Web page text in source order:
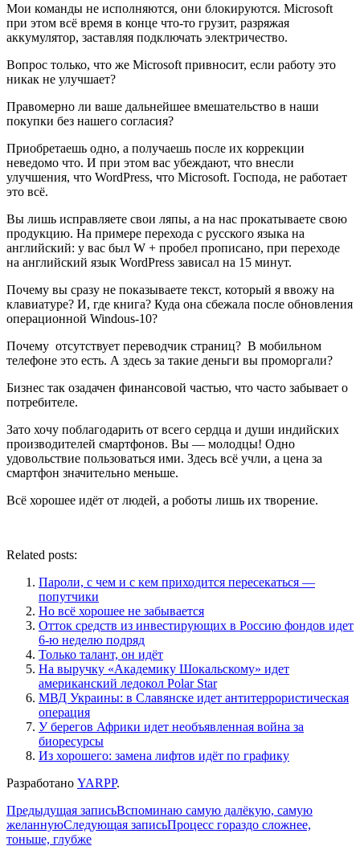
Мои команды не исполняются, они блокируются. Microsoft
при этом всё время в конце что-то грузит, разряжая
аккумулятор, заставляя подключать электричество.
Вопрос только, что же Microsoft привносит, если работу это
никак не улучшает?
Правомерно ли ваше дальнейшее вмешательство в наши
покупки без нашего согласия?
Приобретаешь одно, а получаешь после их коррекции
неведомо что. И при этом вас убеждают, что внесли
улучшения, что WordPress, что Microsoft. Господа, не работает
это всё.
Вы лишь исправляете свои ляпы, а на нас прокатываете свою
продукцию. На примере перехода с русского языка на
английский: у вас был W + пробел прописано, при переходе
на английский язык WordPress зависал на 15 минут.
Почему вы сразу не показываете текст, который я ввожу на
клавиатуре? И, где книга? Куда она сбежала после обновления
операционной Windous-10?
Почему отсутствует переводчик страниц? В мобильном
телефоне это есть. А здесь за такие деньги вы проморгали?
Бизнес так озадачен финансовой частью, что часто забывает о
потребителе.
Зато хочу поблагодарить от всего сердца и души индийских
производителей смартфонов. Вы — молодцы! Одно
удовольствие пользоваться ими. Здесь всё учли, а цена за
смартфон значительно меньше.
Всё хорошее идёт от людей, а роботы лишь их творение.
Related posts:
Пароли, с чем и с кем приходится пересекаться —
попутчики
Но всё хорошее не забывается
Отток средств из инвестирующих в Россию фондов идет
6-ю неделю подряд
Только талант, он идёт
На выручку «Академику Шокальскому» идет
американский ледокол Polar Star
МВД Украины: в Славянске идет антитеррористическая
операция
У берегов Африки идет необъявленная война за
биоресурсы
Из хорошего: замена лифтов идёт по графику
Разработано YARPP.
Навигация
по
Предыдущая записьВспоминаю самую далёкую, самую
желаннуюСледующая записьПроцесс гораздо сложнее,
тоньше, глубже